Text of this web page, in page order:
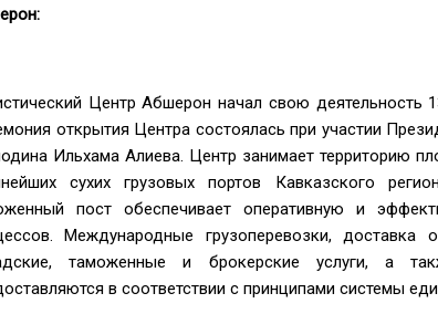
Центр Абшерон начал свою деятельность
открытия Центра состоялась при участии
Ильхама Алиева. Центр занимает территорию
сухих грузовых портов Кавказского
пост обеспечивает оперативную и
Международные грузоперевозки,
таможенные и брокерские услуги, а
в соответствии с принципами системы